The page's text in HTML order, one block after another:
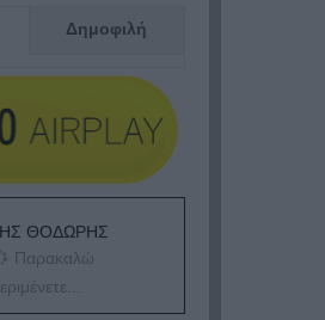
Δημοφιλή
ΘΟΔΩΡΗΣ
Παρακαλώ